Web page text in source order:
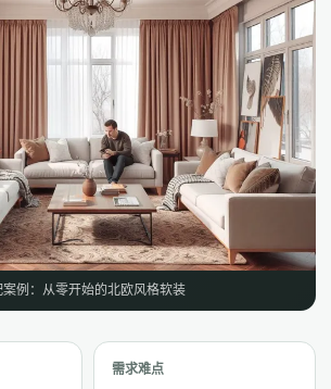
例：从零开始的北欧风格软装
需求难点